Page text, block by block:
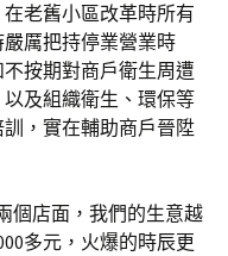
老舊小區改革時所有
厲把持停業營業時
按期對商戶衛生周遭
及組織衛生、環保等
，實在輔助商戶晉陞
個店面，我們的生意越
多元，火爆的時辰更